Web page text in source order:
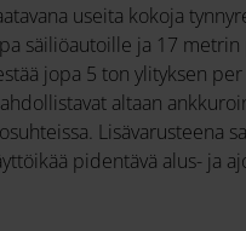
useita kokoja
säiliöautoille ja 17 metrin
jopa 5 ton ylityksen
altaan
Lisävarusteena
pidentävä alus- ja